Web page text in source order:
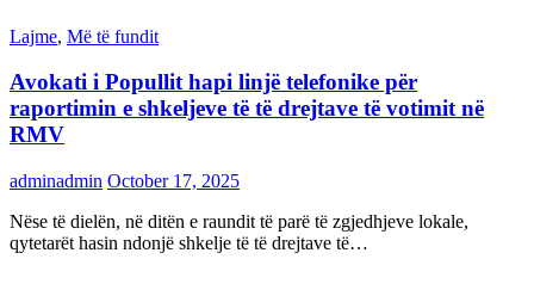
Lajme, Më të fundit
Avokati i Popullit hapi linjë telefonike për
raportimin e shkeljeve të të drejtave të votimit në
RMV
adminadmin October 17, 2025
Nëse të dielën, në ditën e raundit të parë të zgjedhjeve lokale,
qytetarët hasin ndonjë shkelje të të drejtave të…